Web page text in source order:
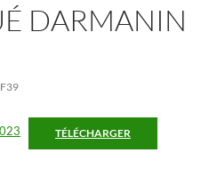
DARMANIN
TÉLÉCHARGER